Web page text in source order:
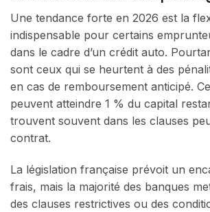
Une tendance forte en 2026 est la
indispensable pour certains
dans le cadre d’un crédit auto.
sont ceux qui se heurtent à des
en cas de remboursement anticipé.
peuvent atteindre 1 % du capital
trouvent souvent dans les clauses
contrat.
La législation française prévoit un
frais, mais la majorité des banques
des clauses restrictives ou des